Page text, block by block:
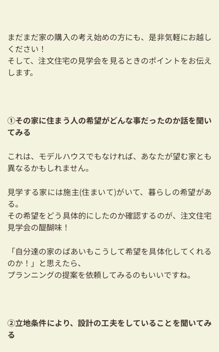
まだまだ家の購入の考え始めの方にも、是非気軽にお越し
ください！
そして、注文住宅の見学会を見るときのポイントをお伝え
します。
①その家に住まう人の希望がどんな事だったのか話を聞い
てみる
これは、モデルハウスでもなければ、あなたが望む家とも
異なるかもしれません。
見学する家には施主(住まいて)がいて、暮らしの希望があ
る。
その希望をどう具体的にしたのか確認するのが、注文住宅
見学会の醍醐味！
「自分達の家のばあいもこうして希望を具体化してくれる
のか！」と思えたら、
プランニングの提案を依頼してみるのもいいですね。
②立地条件により、設計の工夫をしていることを聞いてみ
る